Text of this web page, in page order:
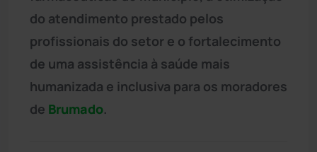
do atendimento prestado pelos
profissionais do setor e o fortalecimento
de uma assistência à saúde mais
humanizada e inclusiva para os moradores
de Brumado.